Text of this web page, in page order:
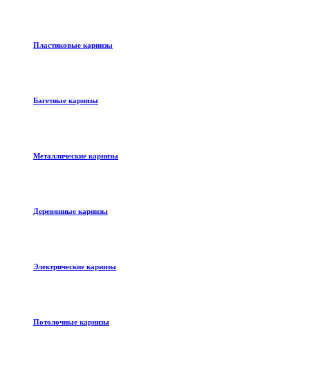
Пластиковые карнизы
Багетные карнизы
Металлические карнизы
Деревянные карнизы
Электрические карнизы
Потолочные карнизы